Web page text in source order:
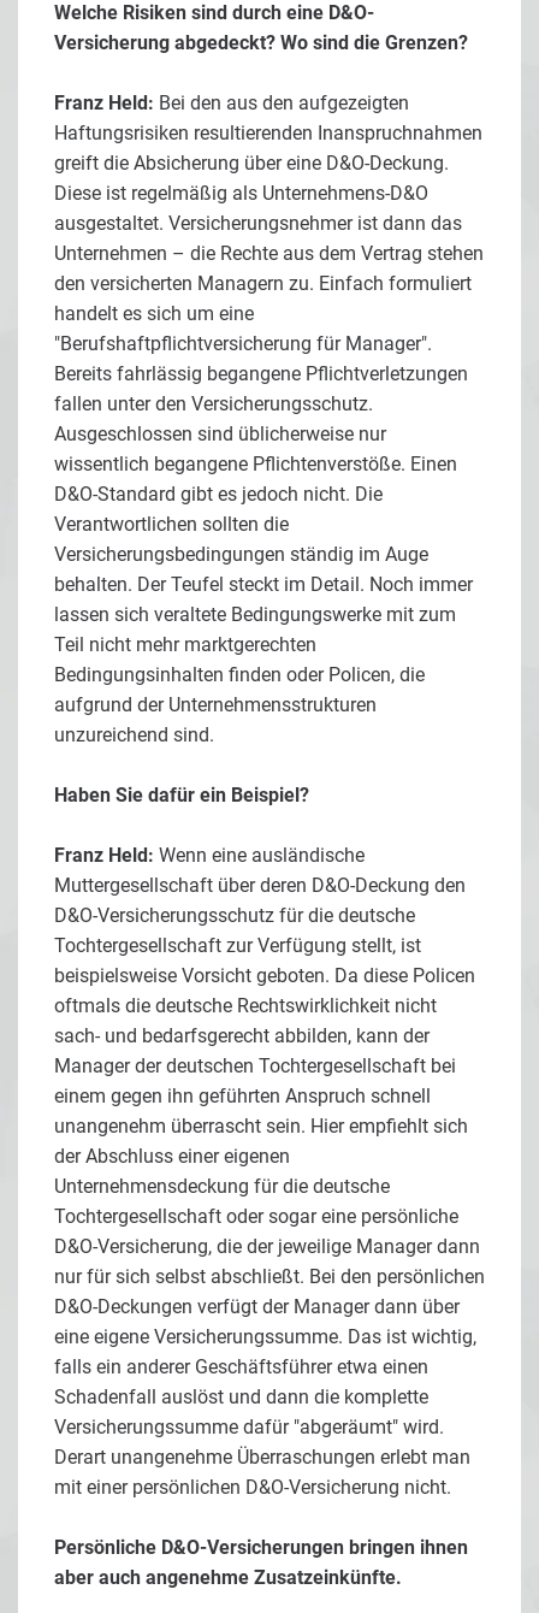
Welche Risiken sind durch eine D&O-
Versicherung abgedeckt? Wo sind die Grenzen?
Franz Held: Bei den aus den aufgezeigten
Haftungsrisiken resultierenden Inanspruchnahmen
greift die Absicherung über eine D&O-Deckung.
Diese ist regelmäßig als Unternehmens-D&O
ausgestaltet. Versicherungsnehmer ist dann das
Unternehmen – die Rechte aus dem Vertrag stehen
den versicherten Managern zu. Einfach formuliert
handelt es sich um eine
"Berufshaftpflichtversicherung für Manager".
Bereits fahrlässig begangene Pflichtverletzungen
fallen unter den Versicherungsschutz.
Ausgeschlossen sind üblicherweise nur
wissentlich begangene Pflichtenverstöße. Einen
D&O-Standard gibt es jedoch nicht. Die
Verantwortlichen sollten die
Versicherungsbedingungen ständig im Auge
behalten. Der Teufel steckt im Detail. Noch immer
lassen sich veraltete Bedingungswerke mit zum
Teil nicht mehr marktgerechten
Bedingungsinhalten finden oder Policen, die
aufgrund der Unternehmensstrukturen
unzureichend sind.
Haben Sie dafür ein Beispiel?
Franz Held: Wenn eine ausländische
Muttergesellschaft über deren D&O-Deckung den
D&O-Versicherungsschutz für die deutsche
Tochtergesellschaft zur Verfügung stellt, ist
beispielsweise Vorsicht geboten. Da diese Policen
oftmals die deutsche Rechtswirklichkeit nicht
sach- und bedarfsgerecht abbilden, kann der
Manager der deutschen Tochtergesellschaft bei
einem gegen ihn geführten Anspruch schnell
unangenehm überrascht sein. Hier empfiehlt sich
der Abschluss einer eigenen
Unternehmensdeckung für die deutsche
Tochtergesellschaft oder sogar eine persönliche
D&O-Versicherung, die der jeweilige Manager dann
nur für sich selbst abschließt. Bei den persönlichen
D&O-Deckungen verfügt der Manager dann über
eine eigene Versicherungssumme. Das ist wichtig,
falls ein anderer Geschäftsführer etwa einen
Schadenfall auslöst und dann die komplette
Versicherungssumme dafür "abgeräumt" wird.
Derart unangenehme Überraschungen erlebt man
mit einer persönlichen D&O-Versicherung nicht.
Persönliche D&O-Versicherungen bringen ihnen
aber auch angenehme Zusatzeinkünfte.